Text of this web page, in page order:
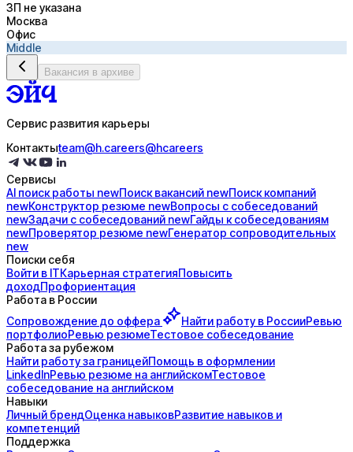
ЗП не указана
Москва
Офис
Middle
Вакансия в архиве
Сервис развития карьеры
Контактыteam@h.careers@hcareers
Сервисы
AI поискработы newПоисквакансий newПоисккомпаний
newКонструктор резюме newВопросы с собеседований
newЗадачи с собеседований newГайды ксобеседованиям
newПроверятор резюме newГенератор сопроводительных
new
Поиски себя
Войти в ITКарьерная стратегияПовысить
доходПрофориентация
Работа в России
Сопровождение до оффера Найти работу в РоссииРевью
портфолиоРевью резюмеТестовое собеседование
Работа за рубежом
Найти работу за границейПомощь в оформлении
LinkedInРевью резюме на английскомТестовое
собеседование на английском
Навыки
Личный брендОценка навыковРазвитие навыков и
компетенций
Поддержка